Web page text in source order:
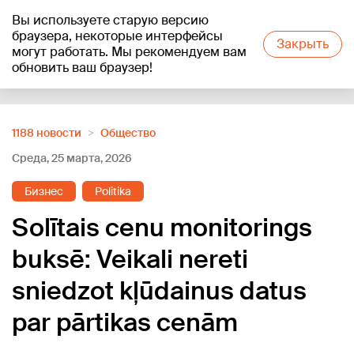
Вы используете старую версию
браузера, некоторые интерфейсы
могут работать. Мы рекомендуем вам
обновить ваш браузер!
Закрыть
+16°C
1188 новости
Oбщество
Среда, 25 марта, 2026
Бизнес Politika
Solītais cenu monitorings
buksē: Veikali nereti
sniedzot kļūdainus datus
par pārtikas cenām